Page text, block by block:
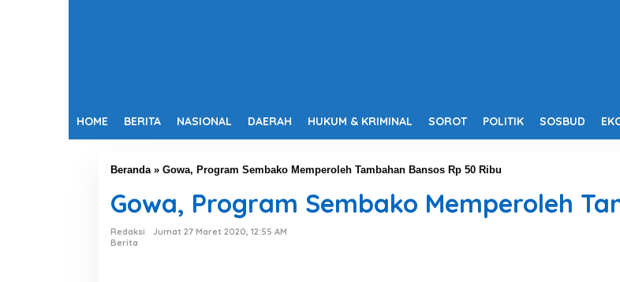
HOME BERITA NASIONAL DAERAH HUKUM & KRIMINAL SOROT POLITIK SOSBUD
Beranda» Gowa, Program Sembako Memperoleh Tambahan Bansos Rp 50 Ribu
Gowa, Program Sembako Memperoleh
Redaksi
Jumat 27 Maret 2020, 12:55 AM
Berita